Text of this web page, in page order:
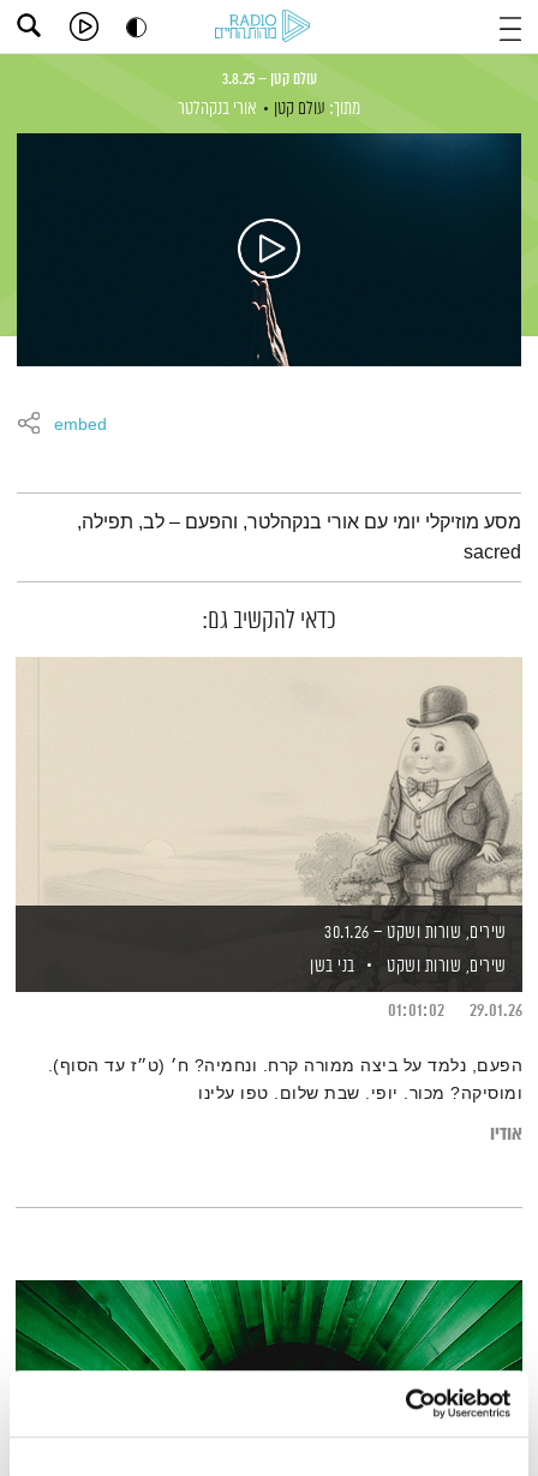
עולם קטן – 3.8.25
מתוך: עולם קטן אורי בנקהלטר
embed
תמצית הפודקאסט
מסע מוזיקלי יומי עם אורי בנקהלטר, והפעם – לב, תפילה,
sacred
כדאי להקשיב גם:
שירים, שורות ושקט – 30.1.26
שירים, שורות ושקט
בני בשן
29.01.26
01:01:02
הפעם, נלמד על ביצה ממורה קרח. ונחמיה? ח׳ (ט״ז עד הסוף).
ומוסיקה? מכור. יופי. שבת שלום. טפו עלינו
אודיו